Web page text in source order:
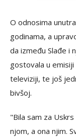
O odnosima
godinama, a
da između Slađe i
gostovala u
televiziji, te još
bivšoj.
"Bila sam za
njom, a ona njim.